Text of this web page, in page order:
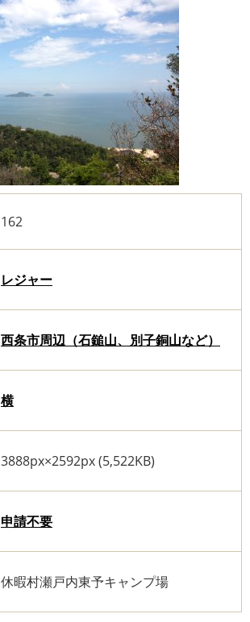
162
レジャー
西条市周辺（石鎚山、別子銅山など）
横
3888px×2592px (5,522KB)
申請不要
休暇村瀬戸内東予キャンプ場